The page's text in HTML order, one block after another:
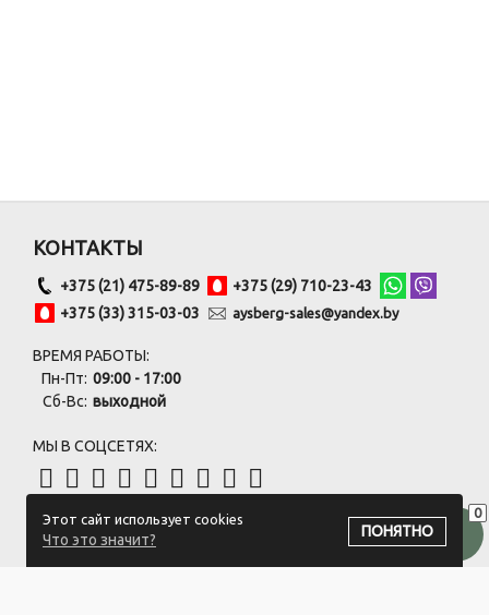
0
Этот сайт использует cookies
Что это значит?
ПОНЯТНО
КОНТАКТЫ
+375 (21) 475-89-89
+375 (29) 710-23-43
+375 (33) 315-03-03
aysberg-sales@yandex.by
ВРЕМЯ РАБОТЫ:
Пн-Пт: 09:00 - 17:00
Сб-Вс: выходной
МЫ В СОЦСЕТЯХ:
ПОДПИСАТЬСЯ НА РАССЫЛКУ